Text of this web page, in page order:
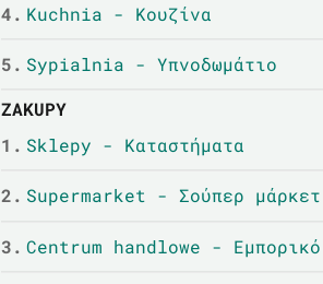
4. Kuchnia - Κουζίνα
5. Sypialnia - Υπνοδωμάτιο
ZAKUPY
1. Sklepy - Καταστήματα
2. Supermarket - Σούπερ μάρκετ
3. Centrum handlowe -